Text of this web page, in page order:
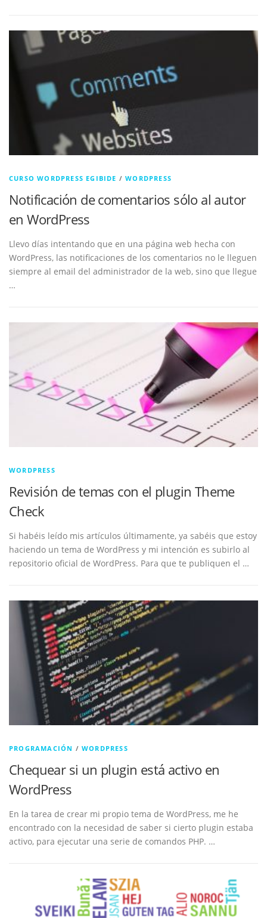
CURSO WORDPRESS EGIBIDE /WORDPRESS
Notificación de comentarios sólo al autor
en WordPress
Llevo días intentando que en una página web hecha con
WordPress, las notificaciones de los comentarios no le lleguen
siempre al email del administrador de la web, sino que llegue
…
WORDPRESS
Revisión de temas con el plugin Theme
Check
Si habéis leído mis artículos últimamente, ya sabéis que estoy
haciendo un tema de WordPress y mi intención es subirlo al
repositorio oficial de WordPress. Para que te publiquen el …
PROGRAMACIÓN /WORDPRESS
Chequear si un plugin está activo en
WordPress
En la tarea de crear mi propio tema de WordPress, me he
encontrado con la necesidad de saber si cierto plugin estaba
activo, para ejecutar una serie de comandos PHP. …